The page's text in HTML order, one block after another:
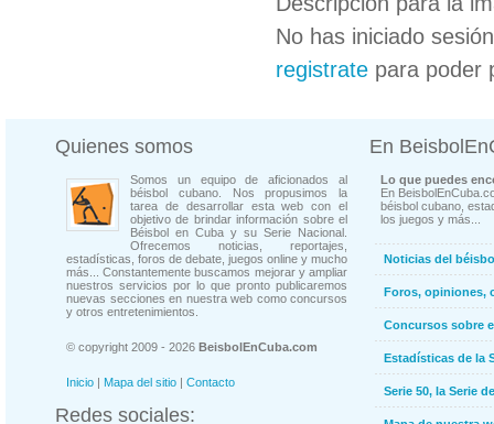
No has iniciado
registrate para poder
Quienes somos
Somos un equipo de aficionados al
béisbol cubano. Nos propusimos la
tarea de desarrollar esta web con el
objetivo de brindar información sobre el
Béisbol en Cuba y su Serie Nacional.
Ofrecemos noticias, reportajes,
estadísticas, foros de debate, juegos online y mucho
más... Constantemente buscamos mejorar y ampliar
nuestros servicios por lo que pronto publicaremos
nuevas secciones en nuestra web como concursos
y otros entretenimientos.
© copyright 2009 - 2026 BeisbolEnCuba.com
Inicio | Mapa del sitio | Contacto
Redes sociales:
En
Lo que puedes
En
béisbol cubano,
los juegos y más...
Noticias del
Foros, opiniones,
Concursos sobre
Estadísticas de la
Serie 50, la Serie